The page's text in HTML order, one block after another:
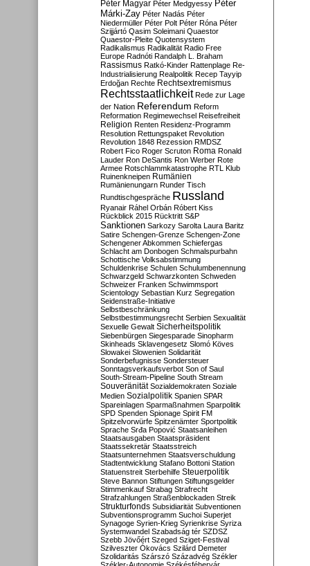
Péter Magyar Péter Medgyessy Péter
Márki-Zay Péter Nadás Péter
Niedermüller Péter Polt Péter Róna Péter
Szijjártó Qasim Soleimani Quaestor
Quaestor-Pleite Quotensystem
Radikalismus Radikalität Radio Free
Europe Radnóti Randalph L. Braham
Rassismus Ratkó-Kinder Rattenplage Re-
Industrialisierung Realpolitik Recep Tayyip
Erdoğan Rechte Rechtsextremismus
Rechtsstaatlichkeit Rede zur Lage
der Nation Referendum Reform
Reformation Regimewechsel Reisefreiheit
Religion Renten Residenz-Programm
Resolution Rettungspaket Revolution
Revolution 1848 Rezession RMDSZ
Robert Fico Roger Scruton Roma Ronald
Lauder Ron DeSantis Ron Werber Rote
Armee Rotschlammkatastrophe RTL Klub
Ruinenkneipen Rumänien
Rumänienungarn Runder Tisch
Rundtischgespräche Russland
Ryanair Ráhel Orbán Róbert Kiss
Rückblick 2015 Rücktritt S&P
Sanktionen Sarkozy Sarolta Laura Baritz
Satire Schengen-Grenze Schengen-Zone
Schengener Abkommen Schiefergas
Schlacht am Donbogen Schmalspurbahn
Schottische Volksabstimmung
Schuldenkrise Schulen Schulumbenennung
Schwarzgeld Schwarzkonten Schweden
Schweizer Franken Schwimmsport
Scientology Sebastian Kurz Segregation
Seidenstraße-Initiative
Selbstbeschränkung
Selbstbestimmungsrecht Serbien Sexualität
Sexuelle Gewalt Sicherheitspolitik
Siebenbürgen Siegesparade Sinopharm
Skinheads Sklavengesetz Slomó Köves
Slowakei Slowenien Solidarität
Sonderbefugnisse Sondersteuer
Sonntagsverkaufsverbot Son of Saul
South-Stream-Pipeline South Stream
Souveränität Sozialdemokraten Soziale
Medien Sozialpolitik Spanien SPAR
Spareinlagen Sparmaßnahmen Sparpolitik
SPD Spenden Spionage Spirit FM
Spitzelvorwürfe Spitzenämter Sportpolitik
Sprache Srđa Popović Staatsanleihen
Staatsausgaben Staatspräsident
Staatssekretär Staatsstreich
Staatsunternehmen Staatsverschuldung
Stadtentwicklung Stafano Bottoni Station
Statuenstreit Sterbehilfe Steuerpolitik
Steve Bannon Stiftungen Stiftungsgelder
Stimmenkauf Strabag Strafrecht
Strafzahlungen Straßenblockaden Streik
Strukturfonds Subsidiarität Subventionen
Subventionsprogramm Suchoi Superjet
Synagoge Syrien-Krieg Syrienkrise Syriza
Systemwandel Szabadság tér SZDSZ
Szebb Jövőért Szeged Sziget-Festival
Szilveszter Ókovács Szilárd Demeter
Szolidaritás Szárszó Századvég Székler